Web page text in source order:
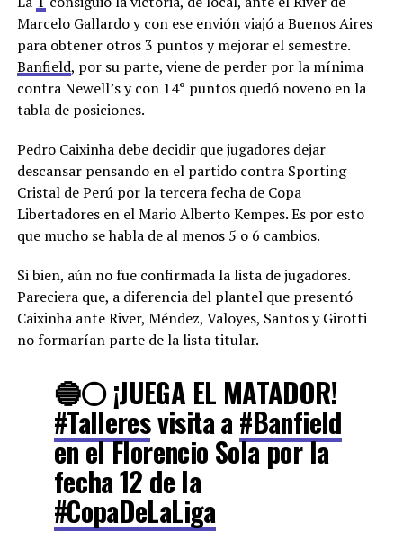
Marcelo Gallardo y con ese envión viajó a Buenos Aires
para obtener otros 3 puntos y mejorar el semestre.
Banfield, por su parte, viene de perder por la mínima
contra Newell’s y con 14° puntos quedó noveno en la
tabla de posiciones.
Pedro Caixinha debe decidir que jugadores dejar
descansar pensando en el partido contra Sporting
Cristal de Perú por la tercera fecha de Copa
Libertadores en el Mario Alberto Kempes. Es por esto
que mucho se habla de al menos 5 o 6 cambios.
Si bien, aún no fue confirmada la lista de jugadores.
Pareciera que, a diferencia del plantel que presentó
Caixinha ante River, Méndez, Valoyes, Santos y Girotti
no formarían parte de la lista titular.
🔵⚪️ ¡JUEGA EL MATADOR!
#Talleresvisita a#Banfield
en el Florencio Sola por la
fecha 12 de la
#CopaDeLaLiga